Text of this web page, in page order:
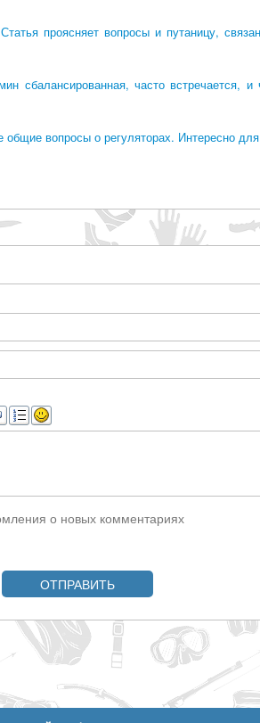
Статья проясняет вопросы и путаницу,
сбалансированная, часто встречается,
вопросы о регуляторах. Интересно
о новых комментариях
ОТПРАВИТЬ